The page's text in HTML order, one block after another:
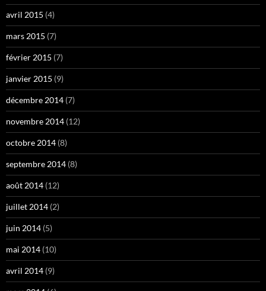
avril 2015 (4)
mars 2015 (7)
février 2015 (7)
janvier 2015 (9)
décembre 2014 (7)
novembre 2014 (12)
octobre 2014 (8)
septembre 2014 (8)
août 2014 (12)
juillet 2014 (2)
juin 2014 (5)
mai 2014 (10)
avril 2014 (9)